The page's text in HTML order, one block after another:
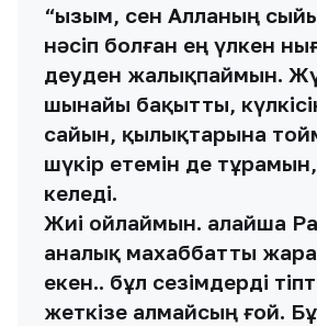
“Қызым, сен Алланың
нәсіп болған ең үлкен
деуден жалықпаймын.
шынайы бақытты,
сайын, қылықтарына
шүкір етемін де
келеді.
Жиі ойлаймын. Қалайша
аналық махаббатты
екен.. бұл сезімдерді
жеткізе алмайсың ғой.